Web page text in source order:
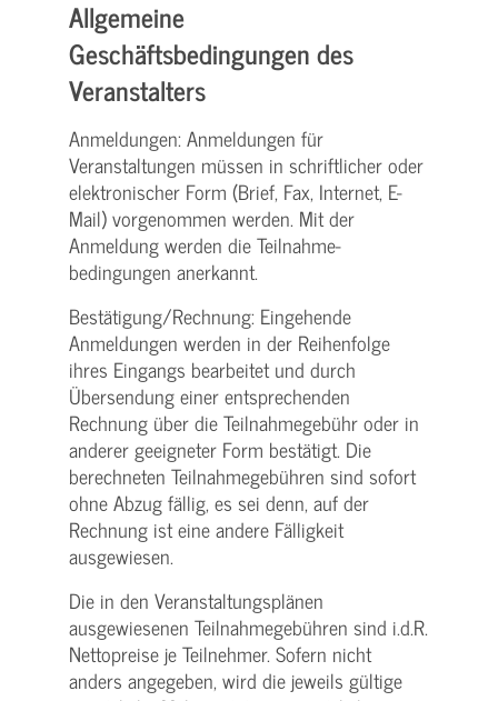
Allgemeine
Geschäftsbedingungen des
Veranstalters
Anmeldungen: Anmeldungen für
Veranstaltungen müssen in schriftlicher oder
elektronischer Form (Brief, Fax, Internet, E-
Mail) vorgenommen werden. Mit der
Anmeldung werden die Teilnahme­
bedingungen anerkannt.
Bestätigung­/Rechnung: Eingehende
Anmeldungen werden in der Reihenfolge
ihres Eingangs bearbeitet und durch
Übersendung einer entsprechenden
Rechnung über die Teilnahmegebühr oder in
anderer geeigneter Form bestätigt. Die
berechneten Teilnahmegebühren sind sofort
ohne Abzug fällig, es sei denn, auf der
Rechnung ist eine andere Fälligkeit
ausgewiesen.
Die in den Veranstaltungsplänen
ausgewiesenen Teilnahmegebühren sind i.d.R.
Nettopreise je Teilnehmer. Sofern nicht
anders angegeben, wird die jeweils gültige